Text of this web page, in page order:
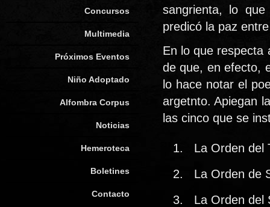
sangrienta, lo
predicó la paz
En lo que respecta
de que, en efecto,
lo hace notar el
argetnto. Apiegan
las cinco que se
La Orden del
La Orden de
La Orden del
Concursos
Multimedia
Próximos Eventos
Niño Adoptado
Alfombra Corpus
Noticias
Hemeroteca
Boletines
Contacto